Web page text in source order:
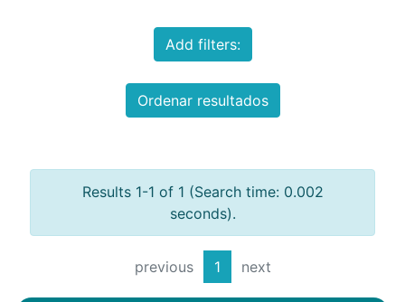
Add filters:
Ordenar resultados
Results 1-1 of 1 (Search time: 0.002
seconds).
previous 1 next